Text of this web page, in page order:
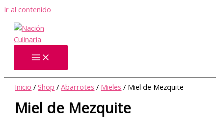
Ir al contenido
Inicio /Shop /Abarrotes / Mieles / Miel de Mezquite
Miel de Mezquite